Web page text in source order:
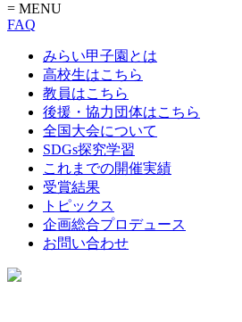
= MENU
FAQ
みらい甲子園とは
高校生はこちら
教員はこちら
後援・協力団体はこちら
全国大会について
SDGs探究学習
これまでの開催実績
受賞結果
トピックス
企画総合プロデュース
お問い合わせ